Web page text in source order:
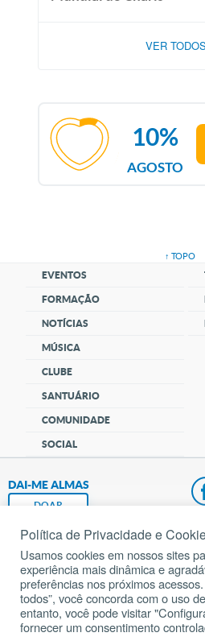
VER TODOS
AGOSTO
10%
↑ TOPO
EVENTOS
FORMAÇÃO
NOTÍCIAS
MÚSICA
CLUBE
SANTUÁRIO
COMUNIDADE
SOCIAL
DAI-ME ALMAS
DOAR
Fundação João Paulo
Pedido de Oração
Mapa do site
Política de Privacidade e
Usamos cookies em nossos sites
experiência mais dinâmica e
preferências nos próximos
todos”, você concorda com o uso
entanto, você pode visitar
fornecer um consentimento